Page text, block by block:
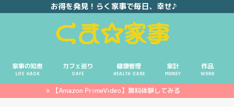
お得を発見！らく家事で毎日、幸せ♪
家事の知恵
LIFE HACK
カフェ巡り
CAFE
健康管理
HEALTH CARE
家計
MONEY
ポイ活
投資
副業
作品
WORK
【Amazon PrimeVideo】無料体験してみる